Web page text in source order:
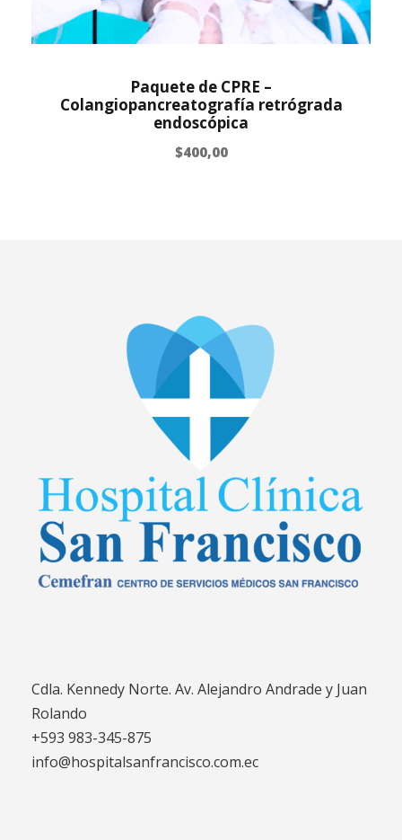
Paquete de CPRE –
Colangiopancreatografía retrógrada
endoscópica
$400,00
Cdla. Kennedy Norte. Av. Alejandro Andrade y Juan
Rolando
+593 983-345-875
info@hospitalsanfrancisco.com.ec